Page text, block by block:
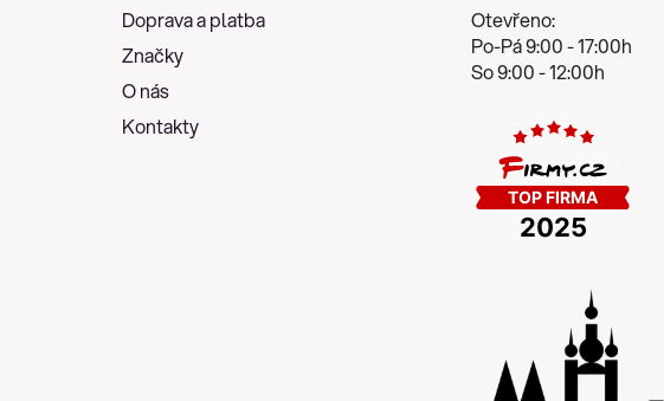
Doprava a platba
Značky
O nás
Kontakty
Otevřeno:
Po-Pá 9:00 - 17:00h
So 9:00 - 12:00h